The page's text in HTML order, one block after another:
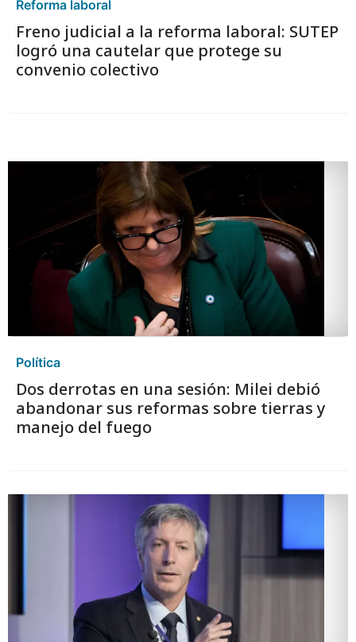
Reforma laboral
Freno judicial a la reforma laboral: SUTEP
logró una cautelar que protege su
convenio colectivo
Política
Dos derrotas en una sesión: Milei debió
abandonar sus reformas sobre tierras y
manejo del fuego